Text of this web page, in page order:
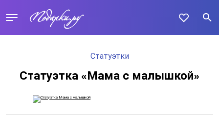
Статуэтки
Статуэтка «Мама с малышкой»